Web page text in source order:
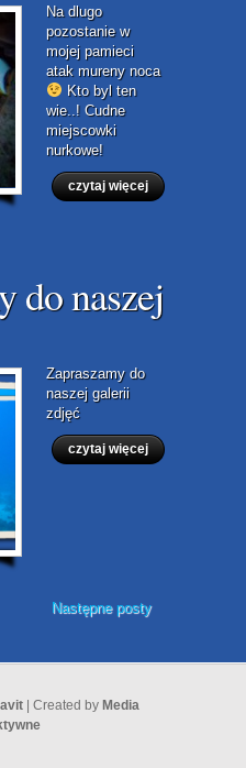
Na dlugo
pozostanie w
mojej pamieci
atak mureny noca
Kto byl ten
wie..! Cudne
miejscowki
nurkowe!
czytaj więcej
do naszej
Zapraszamy do
naszej galerii
zdjęć
czytaj więcej
Następne posty
| Created by Media